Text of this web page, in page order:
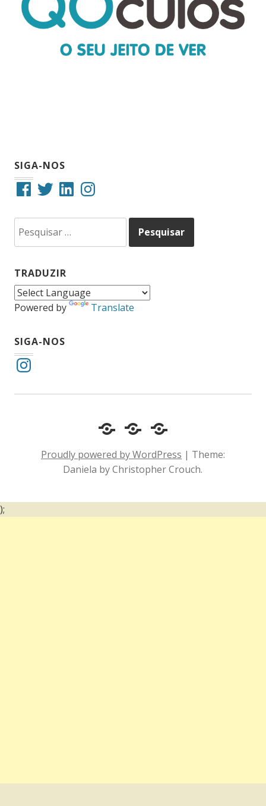
SIGA-NOS
FacebookTwitterLinkedInInstagram
por:
TRADUZIR
Powered by Translate
SIGA-NOS
Instagram
Cotidiano
Comportamento
Inclusão
e
Acessibilidade
Diário
um
surdo
Proudly powered by WordPress | Theme:
Daniela by Christopher Crouch.
);